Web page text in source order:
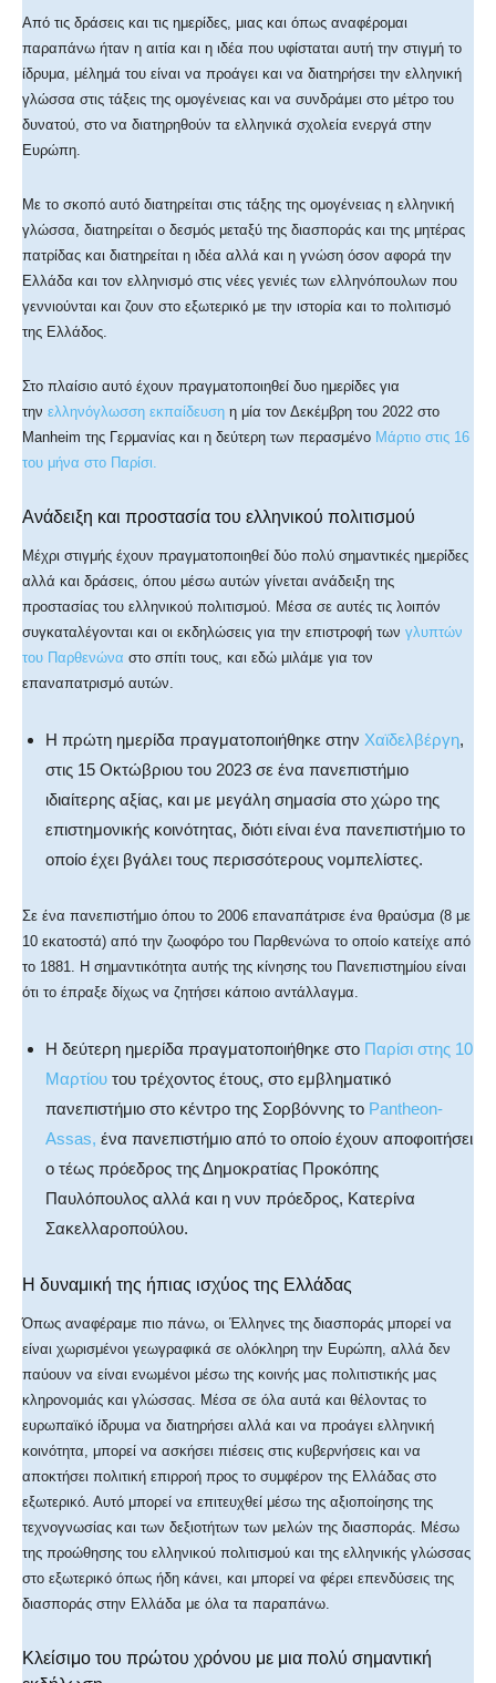
Από τις δράσεις και τις ημερίδες, μιας και όπως αναφέρομαι
παραπάνω ήταν η αιτία και η ιδέα που υφίσταται αυτή την στιγμή το
ίδρυμα, μέλημά του είναι να προάγει και να διατηρήσει την ελληνική
γλώσσα στις τάξεις της ομογένειας και να συνδράμει στο μέτρο του
δυνατού, στο να διατηρηθούν τα ελληνικά σχολεία ενεργά στην
Ευρώπη.
Με το σκοπό αυτό διατηρείται στις τάξης της ομογένειας η ελληνική
γλώσσα, διατηρείται ο δεσμός μεταξύ της διασποράς και της μητέρας
πατρίδας και διατηρείται η ιδέα αλλά και η γνώση όσον αφορά την
Ελλάδα και τον ελληνισμό στις νέες γενιές των ελληνόπουλων που
γεννιούνται και ζουν στο εξωτερικό με την ιστορία και το πολιτισμό
της Ελλάδος.
Στο πλαίσιο αυτό έχουν πραγματοποιηθεί δυο ημερίδες για
την ελληνόγλωσση εκπαίδευση η μία τον Δεκέμβρη του 2022 στο
Μanheim της Γερμανίας και η δεύτερη των περασμένο Μάρτιο στις 16
του μήνα στο Παρίσι.
Ανάδειξη και προστασία του ελληνικού πολιτισμού
Μέχρι στιγμής έχουν πραγματοποιηθεί δύο πολύ σημαντικές ημερίδες
αλλά και δράσεις, όπου μέσω αυτών γίνεται ανάδειξη της
προστασίας του ελληνικού πολιτισμού. Μέσα σε αυτές τις λοιπόν
συγκαταλέγονται και οι εκδηλώσεις για την επιστροφή των γλυπτών
του Παρθενώνα στο σπίτι τους, και εδώ μιλάμε για τον
επαναπατρισμό αυτών.
Η πρώτη ημερίδα πραγματοποιήθηκε στην Χαϊδελβέργη,
στις 15 Οκτώβριου του 2023 σε ένα πανεπιστήμιο
ιδιαίτερης αξίας, και με μεγάλη σημασία στο χώρο της
επιστημονικής κοινότητας, διότι είναι ένα πανεπιστήμιο το
οποίο έχει βγάλει τους περισσότερους νομπελίστες.
Σε ένα πανεπιστήμιο όπου το 2006 επαναπάτρισε ένα θραύσμα (8 με
10 εκατοστά) από την ζωοφόρο του Παρθενώνα το οποίο κατείχε από
το 1881. Η σημαντικότητα αυτής της κίνησης του Πανεπιστημίου είναι
ότι το έπραξε δίχως να ζητήσει κάποιο αντάλλαγμα.
Η δεύτερη ημερίδα πραγματοποιήθηκε στο Παρίσι στης 10
Μαρτίου του τρέχοντος έτους, στο εμβληματικό
πανεπιστήμιο στο κέντρο της Σορβόννης το Pantheon-
Assas, ένα πανεπιστήμιο από το οποίο έχουν αποφοιτήσει
ο τέως πρόεδρος της Δημοκρατίας Προκόπης
Παυλόπουλος αλλά και η νυν πρόεδρος, Κατερίνα
Σακελλαροπούλου.
Η δυναμική της ήπιας ισχύος της Ελλάδας
Όπως αναφέραμε πιο πάνω, οι Έλληνες της διασποράς μπορεί να
είναι χωρισμένοι γεωγραφικά σε ολόκληρη την Ευρώπη, αλλά δεν
παύουν να είναι ενωμένοι μέσω της κοινής μας πολιτιστικής μας
κληρονομιάς και γλώσσας. Μέσα σε όλα αυτά και θέλοντας το
ευρωπαϊκό ίδρυμα να διατηρήσει αλλά και να προάγει ελληνική
κοινότητα, μπορεί να ασκήσει πιέσεις στις κυβερνήσεις και να
αποκτήσει πολιτική επιρροή προς το συμφέρον της Ελλάδας στο
εξωτερικό. Αυτό μπορεί να επιτευχθεί μέσω της αξιοποίησης της
τεχνογνωσίας και των δεξιοτήτων των μελών της διασποράς. Μέσω
της προώθησης του ελληνικού πολιτισμού και της ελληνικής γλώσσας
στο εξωτερικό όπως ήδη κάνει, και μπορεί να φέρει επενδύσεις της
διασποράς στην Ελλάδα με όλα τα παραπάνω.
Κλείσιμο του πρώτου χρόνου με μια πολύ σημαντική